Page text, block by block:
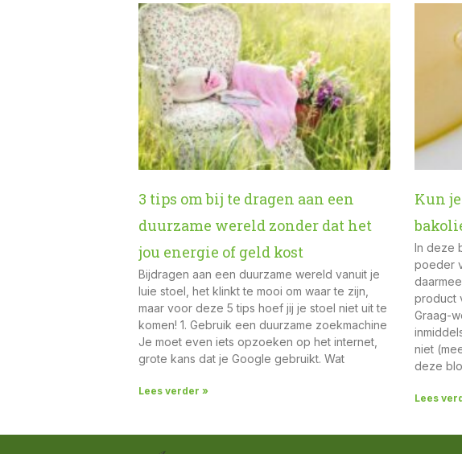
3 tips om bij te dragen aan een
duurzame wereld zonder dat het
jou energie of geld kost
Bijdragen aan een duurzame wereld vanuit je
luie stoel, het klinkt te mooi om waar te zijn,
maar voor deze 5 tips hoef jij je stoel niet uit te
komen! 1. Gebruik een duurzame zoekmachine
Je moet even iets opzoeken op het internet,
grote kans dat je Google gebruikt. Wat
Lees verder »
Kun
In deze
poeder
product
Graag-
niet
deze
Lees